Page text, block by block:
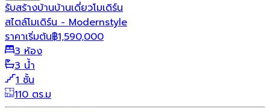
รับสร้างบ้านบ้านเดี่ยวโมเดิร์น
สไตล์โมเดิร์น - Modernstyle
ราคาเริ่มต้น฿1,590,000
3 ห้อง
3 น้ำ
1 ชั้น
110 ตร.ม